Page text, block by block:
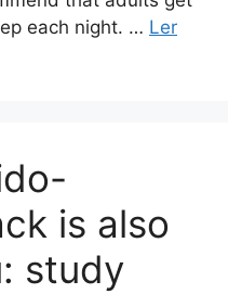
each night. … Ler
is also
study